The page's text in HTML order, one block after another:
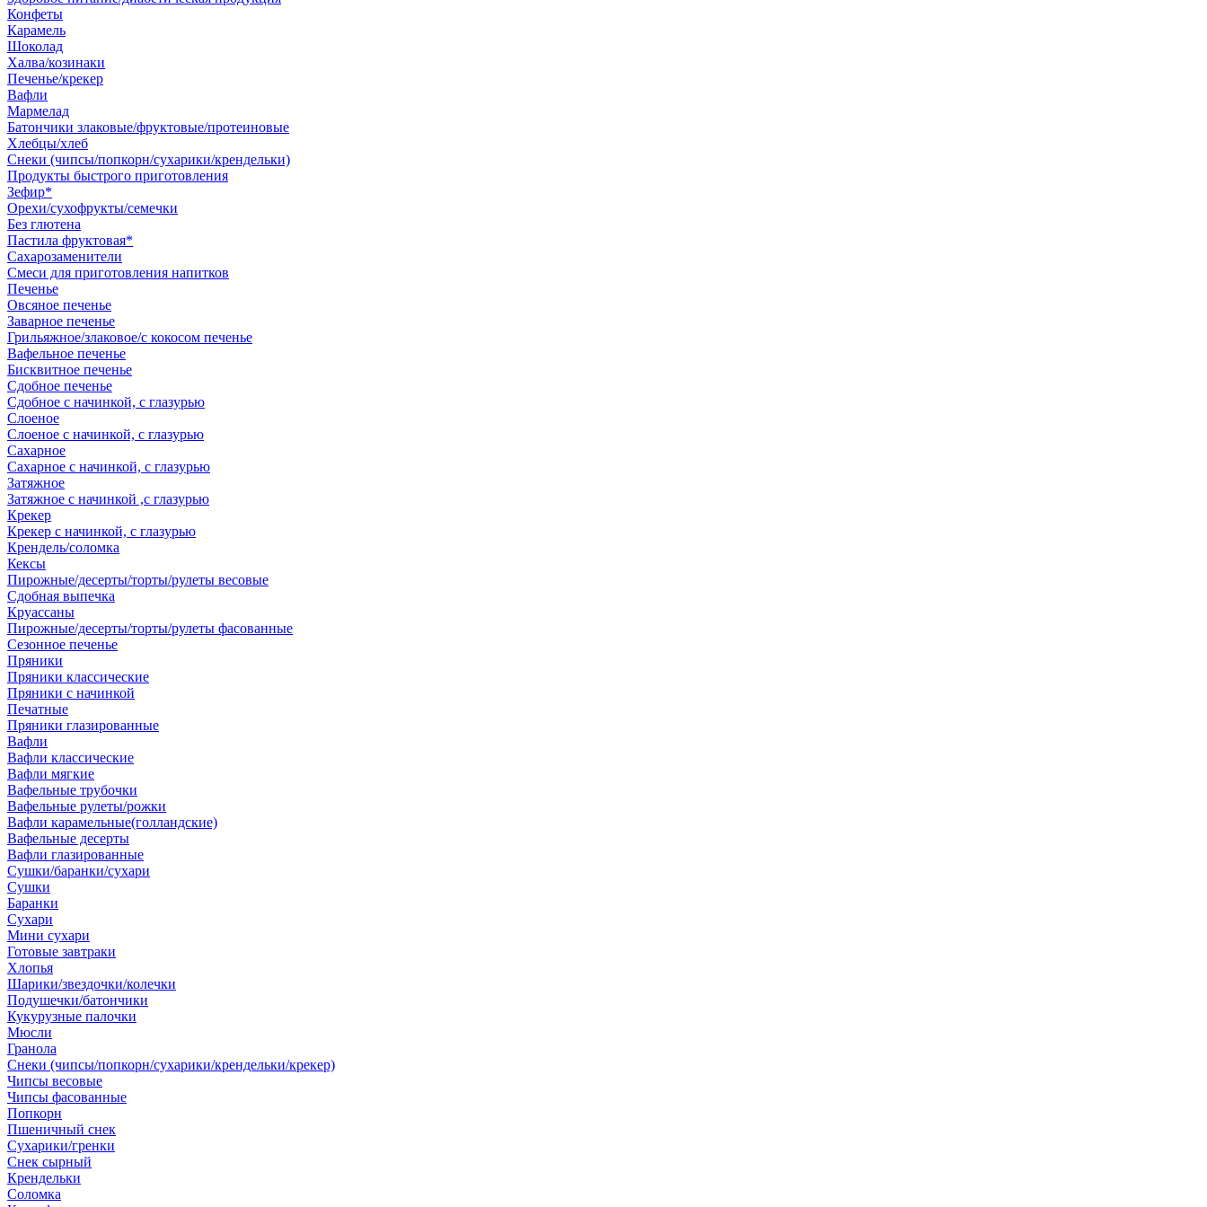
Конфеты
Карамель
Шоколад
Халва/козинаки
Печенье/крекер
Вафли
Мармелад
Батончики злаковые/фруктовые/протеиновые
Хлебцы/хлеб
Снеки (чипсы/попкорн/сухарики/крендельки)
Продукты быстрого приготовления
Зефир*
Орехи/сухофрукты/семечки
Без глютена
Пастила фруктовая*
Сахарозаменители
Смеси для приготовления напитков
Печенье
Овсяное печенье
Заварное печенье
Грильяжное/злаковое/с кокосом печенье
Вафельное печенье
Бисквитное печенье
Сдобное печенье
Сдобное с начинкой, с глазурью
Слоеное
Слоеное с начинкой, с глазурью
Сахарное
Сахарное с начинкой, с глазурью
Затяжное
Затяжное с начинкой ,с глазурью
Крекер
Крекер с начинкой, с глазурью
Крендель/соломка
Кексы
Пирожные/десерты/торты/рулеты весовые
Сдобная выпечка
Круассаны
Пирожные/десерты/торты/рулеты фасованные
Сезонное печенье
Пряники
Пряники классические
Пряники с начинкой
Печатные
Пряники глазированные
Вафли
Вафли классические
Вафли мягкие
Вафельные трубочки
Вафельные рулеты/рожки
Вафли карамельные(голландские)
Вафельные десерты
Вафли глазированные
Сушки/баранки/сухари
Сушки
Баранки
Сухари
Мини сухари
Готовые завтраки
Хлопья
Шарики/звездочки/колечки
Подушечки/батончики
Кукурузные палочки
Мюсли
Гранола
Снеки (чипсы/попкорн/сухарики/крендельки/крекер)
Чипсы весовые
Чипсы фасованные
Попкорн
Пшеничный снек
Сухарики/гренки
Снек сырный
Крендельки
Соломка